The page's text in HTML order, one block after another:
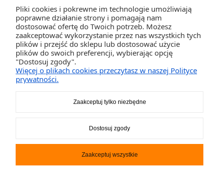
ZAKUPY
POMOC
2K-Invest Sp. j. Ul. Św. Wojciecha 60, 41-922 Radzionków, śląskie NIP: 645-241-94-33
Pliki cookies i pokrewne im technologie umożliwiają
poprawne działanie strony i pomagają nam
dostosować ofertę do Twoich potrzeb. Możesz
zaakceptować wykorzystanie przez nas wszystkich tych
plików i przejść do sklepu lub dostosować użycie
plików do swoich preferencji, wybierając opcję
"Dostosuj zgody".
Więcej o plikach cookies przeczytasz w naszej Polityce
prywatności.
Zaakceptuj tylko niezbędne
Dostosuj zgody
Zaakceptuj wszystkie